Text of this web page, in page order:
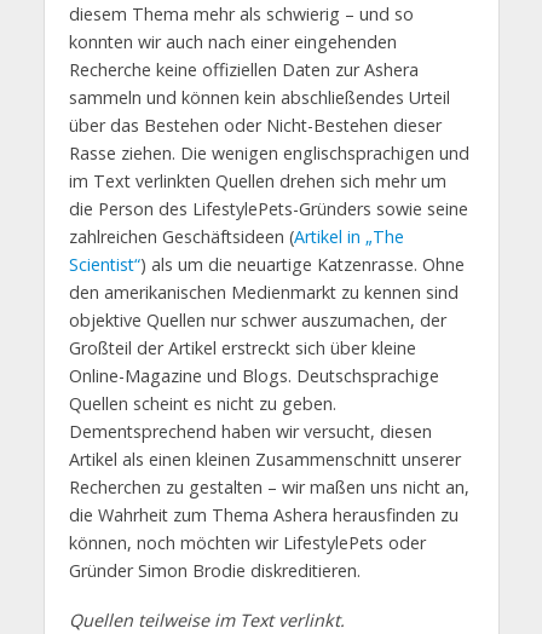
diesem Thema mehr als schwierig – und so
konnten wir auch nach einer eingehenden
Recherche keine offiziellen Daten zur Ashera
sammeln und können kein abschließendes Urteil
über das Bestehen oder Nicht-Bestehen dieser
Rasse ziehen. Die wenigen englischsprachigen und
im Text verlinkten Quellen drehen sich mehr um
die Person des LifestylePets-Gründers sowie seine
zahlreichen Geschäftsideen (Artikel in „The
Scientist“) als um die neuartige Katzenrasse. Ohne
den amerikanischen Medienmarkt zu kennen sind
objektive Quellen nur schwer auszumachen, der
Großteil der Artikel erstreckt sich über kleine
Online-Magazine und Blogs. Deutschsprachige
Quellen scheint es nicht zu geben.
Dementsprechend haben wir versucht, diesen
Artikel als einen kleinen Zusammenschnitt unserer
Recherchen zu gestalten – wir maßen uns nicht an,
die Wahrheit zum Thema Ashera herausfinden zu
können, noch möchten wir LifestylePets oder
Gründer Simon Brodie diskreditieren.
Quellen teilweise im Text verlinkt.